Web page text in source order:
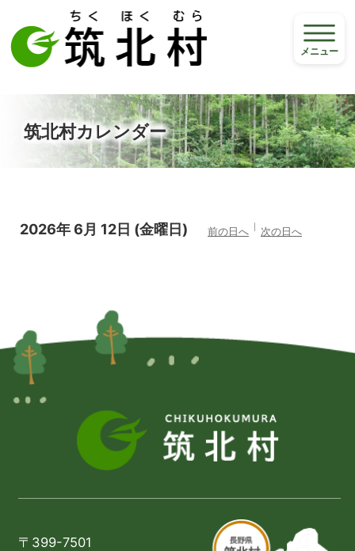
メニュー
筑北村カレンダー
2026年 6月 12日 (金曜日) 前の日へ 次の日へ
〒399-7501